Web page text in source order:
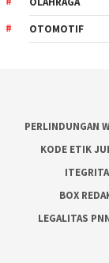
OTOMOTIF
PERLINDUNGAN
KODE ETIK
BOX
LEGALITAS